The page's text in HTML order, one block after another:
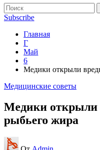
Поиск
для:
Subscribe
Главная
Г
Май
6
Медики открыли
Опубликовано
Медицинские советы
Медики открыли
рыбьего жира
Запись